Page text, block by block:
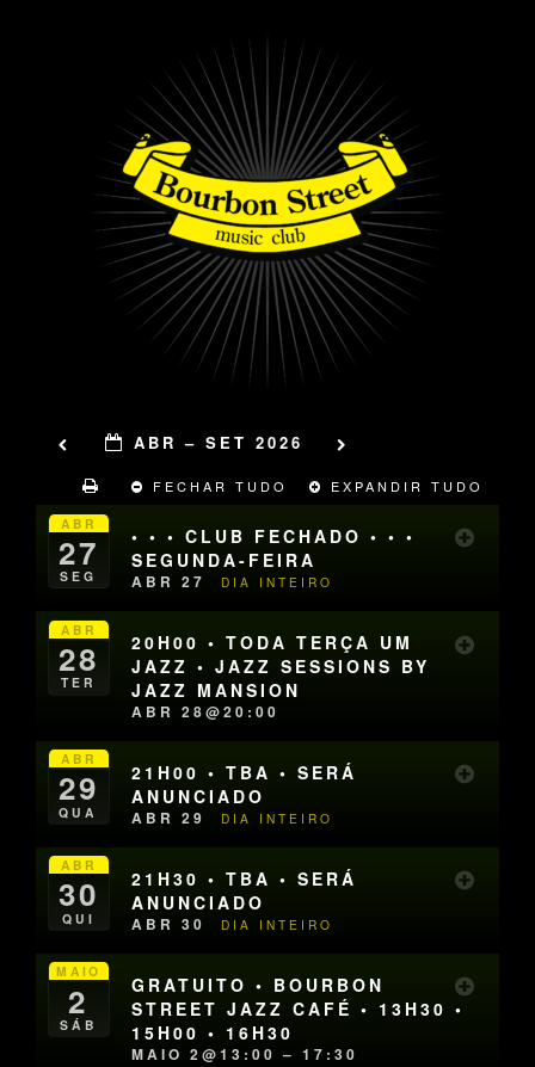
ABR – SET 2026
FECHAR TUDO EXPANDIR TUDO
ABR
27
SEG
• • • CLUB FECHADO • • •
SEGUNDA-FEIRA
ABR 27 DIA INTEIRO
ABR
28
TER
20H00 • TODA TERÇA UM
JAZZ • JAZZ SESSIONS BY
JAZZ MANSION
ABR 28@20:00
ABR
29
QUA
21H00 • TBA • SERÁ
ANUNCIADO
ABR 29 DIA INTEIRO
ABR
30
QUI
21H30 • TBA • SERÁ
ANUNCIADO
ABR 30 DIA INTEIRO
MAIO
2
SÁB
GRATUITO • BOURBON
STREET JAZZ CAFÉ • 13H30 •
15H00 • 16H30
MAIO 2@13:00 – 17:30